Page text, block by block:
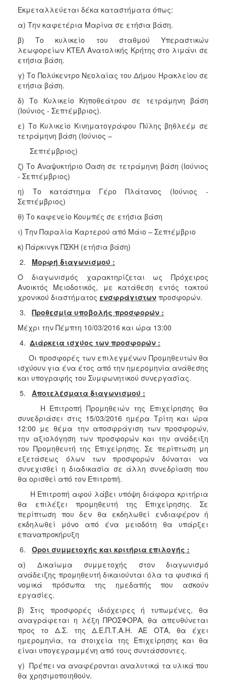
Εκμεταλλεύεται δέκα καταστήματα όπως:
α) Την καφετέρια Μαρίνα σε ετήσια βάση.
β) Το κυλικείο του σταθμού Υπεραστικών
λεωφορείων ΚΤΕΛ Ανατολικής Κρήτης στο λιμάνι σε
ετήσια βάση.
γ) Το Πολύκεντρο Νεολαίας του Δήμου Ηρακλείου σε
ετήσια βάση.
δ) Το Κυλικείο Κηποθεάτρου σε τετράμηνη βάση
(Ιούνιος - Σεπτέμβριος).
ε) Το Κυλικείο Κινηματογράφου Πύλης βηθλεέμ σε
τετράμηνη βάση (Ιούνιος –
Σεπτέμβριος)
ζ) Το Αναψυκτήριο Όαση σε τετράμηνη βάση (Ιούνιος
- Σεπτέμβριος)
η) Το κατάστημα Γέρο Πλάτανος (Ιούνιος -
Σεπτέμβριος)
θ) Το καφενείο Κουμπές σε ετήσια βάση
ι) Την Παραλία Καρτερού από Μάιο – Σεπτέμβριο
κ) Πάρκινγκ ΠΣΚΗ (ετήσια βάση)
2. Μορφή διαγωνισμού :
Ο διαγωνισμός χαρακτηρίζεται ως Πρόχειρος
Ανοικτός Μειοδοτικός, με κατάθεση εντός τακτού
χρονικού διαστήματος ενσφράγιστων προσφορών.
3. Προθεσμία υποβολής προσφορών :
Μέχρι την Πέμπτη 10/03/2016 και ώρα 13:00
4. Διάρκεια ισχύος των προσφορών :
Οι προσφορές των επιλεγμένων Προμηθευτών θα
ισχύουν για ένα έτος από την ημερομηνία ανάθεσης
και υπογραφής του Συμφωνητικού συνεργασίας.
5. Αποτελέσματα διαγωνισμού :
Η Επιτροπή Προμηθειών της Επιχείρησης θα
συνεδριάσει στις 15/03/2016 ημέρα Τρίτη και ώρα
12:00 με θέμα την αποσφράγιση των προσφορών,
την αξιολόγηση των προσφορών και την ανάδειξη
του Προμηθευτή της Επιχείρησης. Σε περίπτωση μη
εξετάσεως όλων των προσφορών δύναται να
συνεχισθεί η διαδικασία σε άλλη συνεδρίαση που
θα ορισθεί από τον Επιτροπή.
Η Επιτροπή αφού λάβει υπόψη διάφορα κριτήρια
θα επιλέξει προμηθευτή της Επιχείρησης. Σε
περίπτωση που δεν θα εκδηλωθεί ενδιαφέρον ή
εκδηλωθεί μόνο από ένα μειοδότη θα υπάρξει
επαναπροκήρυξη
6. Οροι συμμετοχής και κριτήρια επιλογής :
α) Δικαίωμα συμμετοχής στον διαγωνισμό
ανάδειξης προμηθευτή δικαιούνται όλα τα φυσικά ή
νομικά πρόσωπα της ημεδαπής που ασκούν
εργασίες.
β) Στις προσφορές ιδιόχειρες ή τυπωμένες, θα
αναγράφεται η λέξη ΠΡΟΣΦΟΡΑ, θα απευθύνεται
προς το Δ.Σ. της Δ.Ε.Π.Τ.Α.Η. ΑΕ ΟΤΑ, θα έχει
ημερομηνία, τα στοιχεία της Επιχείρησης και θα
είναι υπογεγραμμένη από τους συντάσσοντες.
γ) Πρέπει να αναφέρονται αναλυτικά τα υλικά που
θα χρησιμοποιηθούν.